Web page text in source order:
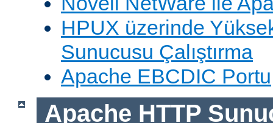
HPUX üzerinde
Sunucusu Çalıştırma
Apache EBCDIC Portu
Apache HTTP